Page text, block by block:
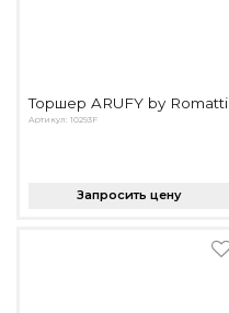
Торшер ARUFY by Romatti
Артикул: 10293F
Запросить цену